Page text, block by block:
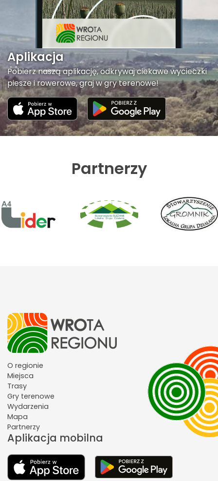
Aplikacja
Pobierz naszą aplikację, odkrywaj ciekawe wycieczki
piesze i rowerowe, graj w gry terenowe!
Partnerzy
O regionie
Miejsca
Trasy
Gry terenowe
Wydarzenia
Mapa
Partnerzy
Aplikacja mobilna